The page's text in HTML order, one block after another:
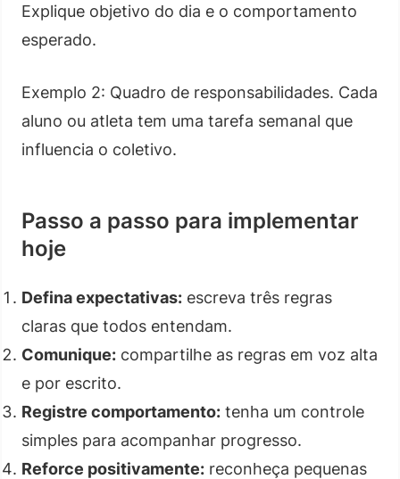
Explique objetivo do dia e o comportamento
esperado.
Exemplo 2: Quadro de responsabilidades. Cada
aluno ou atleta tem uma tarefa semanal que
influencia o coletivo.
Passo a passo para implementar
hoje
Defina expectativas: escreva três regras
claras que todos entendam.
Comunique: compartilhe as regras em voz alta
e por escrito.
Registre comportamento: tenha um controle
simples para acompanhar progresso.
Reforce positivamente: reconheça pequenas